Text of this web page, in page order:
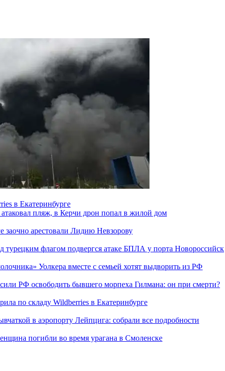
в Екатеринбурге
пляж, в Керчи дрон попал в жилой дом
заочно арестовали Лидию Невзорову
турецким флагом подвергся атаке БПЛА у порта Новороссийск
Уолкера вместе с семьей хотят выдворить из РФ
РФ освободить бывшего морпеха Гилмана: он при смерти?
по складу Wildberries в Екатеринбурге
в аэропорту Лейпцига: собрали все подробности
погибли во время урагана в Смоленске